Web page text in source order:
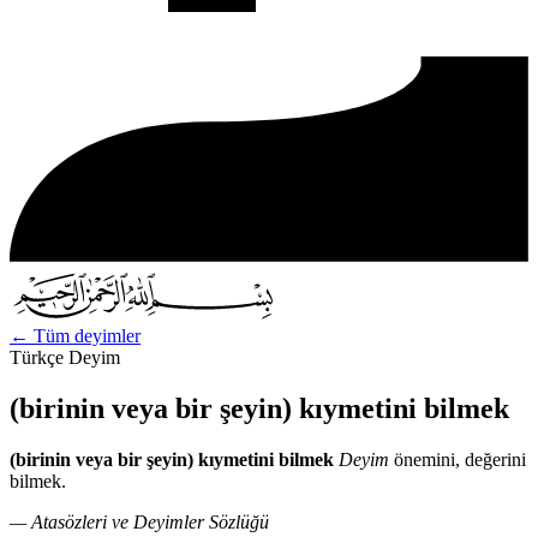
← Tüm deyimler
Türkçe Deyim
(birinin veya bir şeyin) kıymetini bilmek
(birinin veya bir şeyin) kıymetini bilmek Deyim önemini, değerini
bilmek.
— Atasözleri ve Deyimler Sözlüğü